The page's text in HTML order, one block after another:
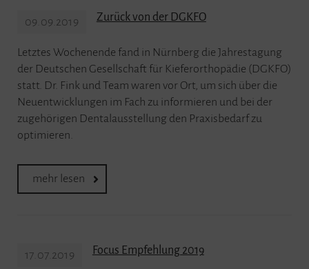
09.09.2019 Zurück von der DGKFO
Letztes Wochenende fand in Nürnberg die Jahrestagung
der Deutschen Gesellschaft für Kieferorthopädie (DGKFO)
statt. Dr. Fink und Team waren vor Ort, um sich über die
Neuentwicklungen im Fach zu informieren und bei der
zugehörigen Dentalausstellung den Praxisbedarf zu
optimieren.
mehr lesen
17.07.2019 Focus Empfehlung 2019